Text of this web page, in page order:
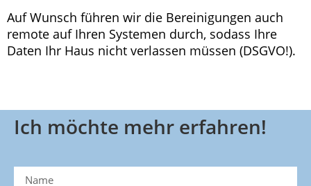
Auf Wunsch führen wir die Bereinigungen auch
remote auf Ihren Systemen durch, sodass Ihre
Daten Ihr Haus nicht verlassen müssen (DSGVO!).
Ich möchte mehr erfahren!